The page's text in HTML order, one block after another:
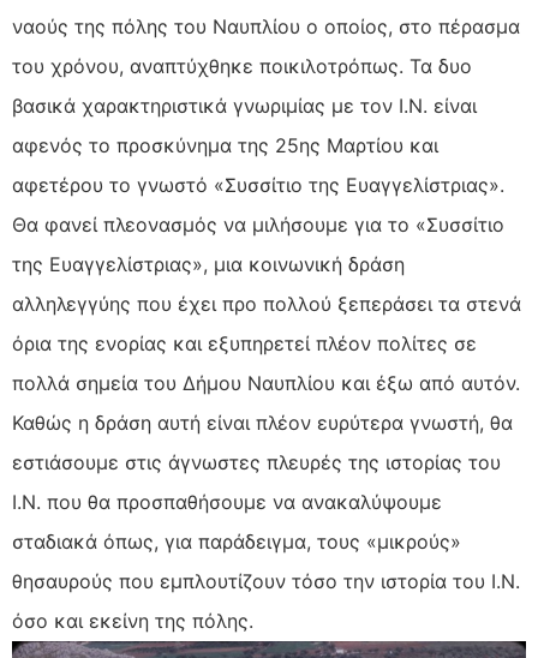
ναούς της πόλης του Ναυπλίου ο οποίος, στο πέρασμα
του χρόνου, αναπτύχθηκε ποικιλοτρόπως. Τα δυο
βασικά χαρακτηριστικά γνωριμίας με τον Ι.Ν. είναι
αφενός το προσκύνημα της 25ης Μαρτίου και
αφετέρου το γνωστό «Συσσίτιο της Ευαγγελίστριας».
Θα φανεί πλεονασμός να μιλήσουμε για το «Συσσίτιο
της Ευαγγελίστριας», μια κοινωνική δράση
αλληλεγγύης που έχει προ πολλού ξεπεράσει τα στενά
όρια της ενορίας και εξυπηρετεί πλέον πολίτες σε
πολλά σημεία του Δήμου Ναυπλίου και έξω από αυτόν.
Καθώς η δράση αυτή είναι πλέον ευρύτερα γνωστή, θα
εστιάσουμε στις άγνωστες πλευρές της ιστορίας του
Ι.Ν. που θα προσπαθήσουμε να ανακαλύψουμε
σταδιακά όπως, για παράδειγμα, τους «μικρούς»
θησαυρούς που εμπλουτίζουν τόσο την ιστορία του Ι.Ν.
όσο και εκείνη της πόλης.